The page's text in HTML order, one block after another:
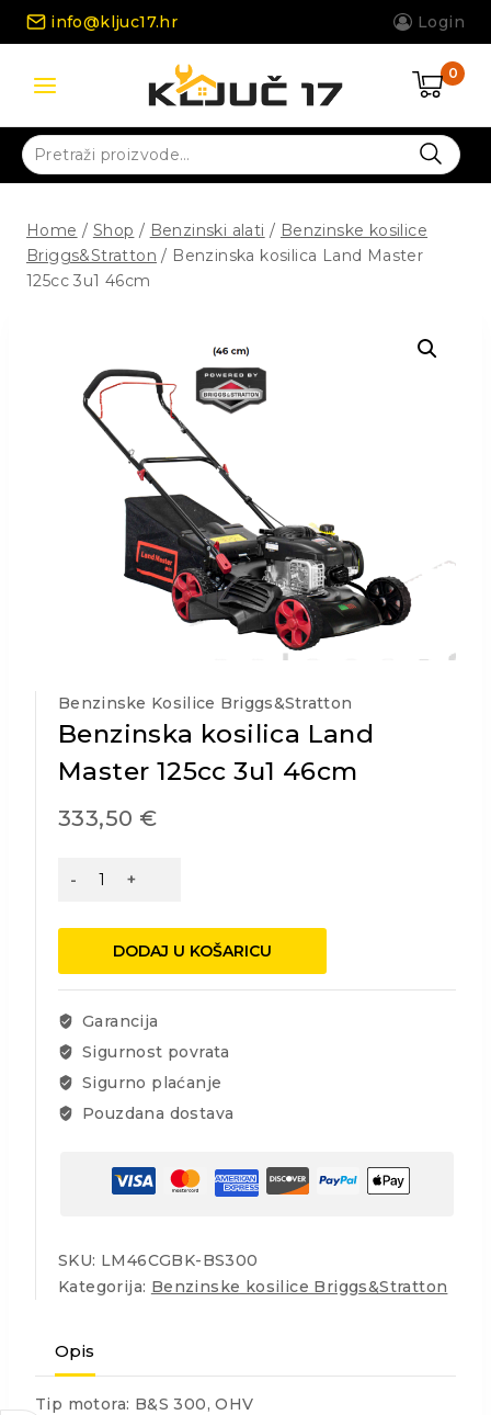
Skip
info@kljuc17.hr Login
0
Pretraži:
Home / Shop / Benzinski alati / Benzinske kosilice
Briggs&Stratton / Benzinska kosilica Land Master
125cc 3u1 46cm
Benzinske Kosilice Briggs&Stratton
Benzinska kosilica Land
Master 125cc 3u1 46cm
333,50 €
Benzinska
Master
3u1
46cm
DODAJ U KOŠARICU
Garancija
Sigurnost povrata
Sigurno plaćanje
Pouzdana dostava
SKU: LM46CGBK-BS300
Kategorija: Benzinske kosilice Briggs&Stratton
Opis
Tip motora: B&S 300, OHV